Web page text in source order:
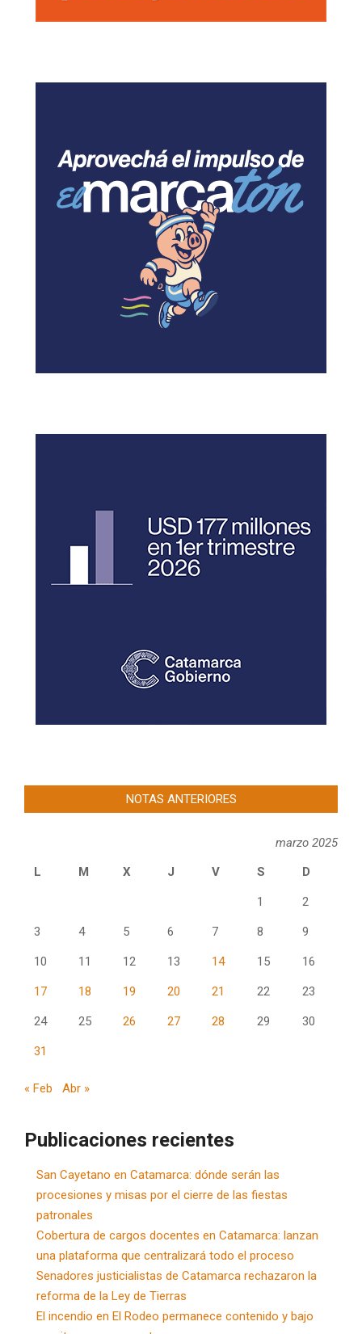
NOTAS ANTERIORES
marzo 2025
L
M X J V S D
1 2
3 4 5 6 7 8 9
10 11 12 13 14 15 16
17 18 19 20 21 22 23
24 25 26 27 28 29 30
31
« Feb Abr »
Publicaciones recientes
San Cayetano en Catamarca: dónde serán las
procesiones y misas por el cierre de las fiestas
patronales
Cobertura de cargos docentes en Catamarca: lanzan
una plataforma que centralizará todo el proceso
Senadores justicialistas de Catamarca rechazaron la
reforma de la Ley de Tierras
El incendio en El Rodeo permanece contenido y bajo